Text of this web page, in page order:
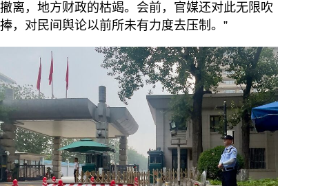
撤离，地方财政的枯竭。会前，官媒还对此无限吹
捧，对民间舆论以前所未有力度去压制。”